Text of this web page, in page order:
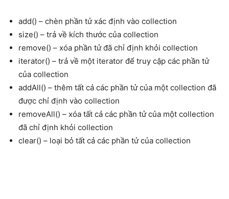
add() – chèn phần tử xác định vào collection
size() – trả về kích thước của collection
remove() – xóa phần tử đã chỉ định khỏi collection
iterator() – trả về một iterator để truy cập các phần tử
của collection
addAll() – thêm tất cả các phần tử của một collection đã
được chỉ định vào collection
removeAll() – xóa tất cả các phần tử của một collection
đã chỉ định khỏi collection
clear() – loại bỏ tất cả các phần tử của collection